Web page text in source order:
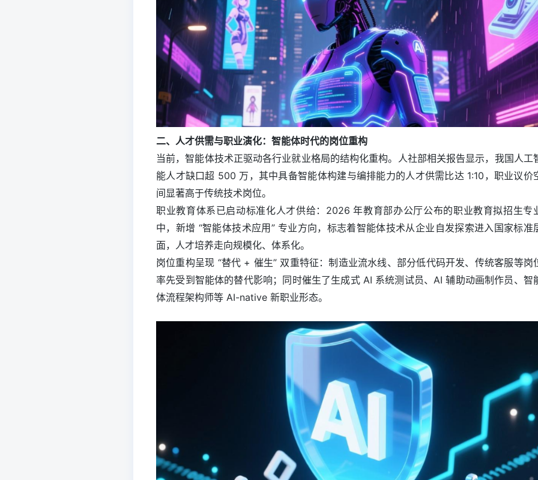
二、人才供需与职业演化：智能体时代的岗位重构
当前，智能体技术正驱动各行业就业格局的结构化重构。人社部相关报告显示，我国人工
能人才缺口超 500 万，其中具备智能体构建与编排能力的人才供需比达 1:10，职业议价
间显著高于传统技术岗位。
职业教育体系已启动标准化人才供给：2026 年教育部办公厅公布的职业教育拟招生专
中，新增 “智能体技术应用” 专业方向，标志着智能体技术从企业自发探索进入国家标准
面，人才培养走向规模化、体系化。
岗位重构呈现 “替代 + 催生” 双重特征：制造业流水线、部分低代码开发、传统客服等岗
率先受到智能体的替代影响；同时催生了生成式 AI 系统测试员、AI 辅助动画制作员、智
体流程架构师等 AI-native 新职业形态。